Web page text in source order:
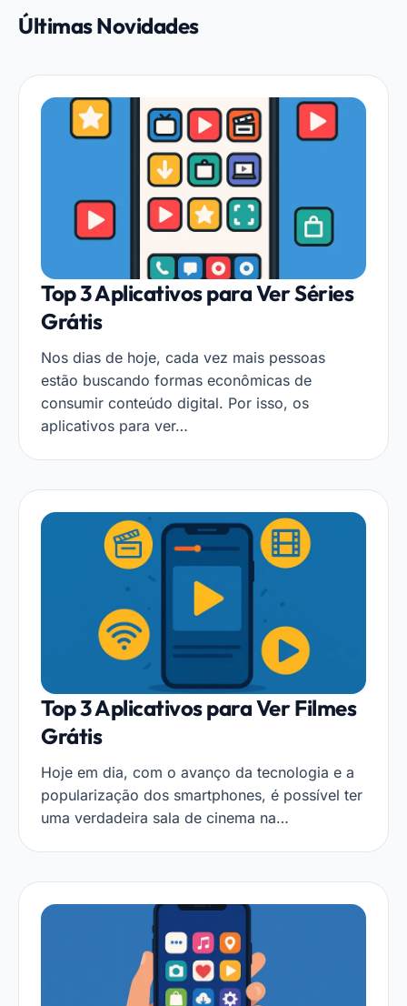
Últimas Novidades
Top 3 Aplicativos para Ver Séries
Grátis
Nos dias de hoje, cada vez mais pessoas
estão buscando formas econômicas de
consumir conteúdo digital. Por isso, os
aplicativos para ver…
Top 3 Aplicativos para Ver Filmes
Grátis
Hoje em dia, com o avanço da tecnologia e a
popularização dos smartphones, é possível ter
uma verdadeira sala de cinema na…